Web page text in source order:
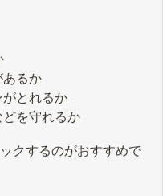
あるか
がとれるか
を守れるか
クするのがおすすめで